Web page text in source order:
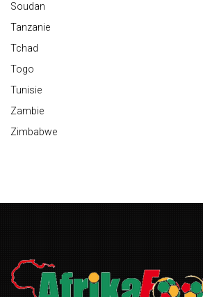
Soudan
Tanzanie
Tchad
Togo
Tunisie
Zambie
Zimbabwe